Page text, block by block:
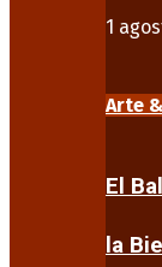
1
Arte
El
la